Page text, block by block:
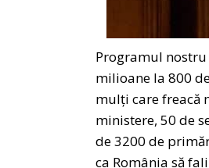
Programul
milioane la 800
mulți care freacă
ministere, 50 de
de 3200 de
ca România să